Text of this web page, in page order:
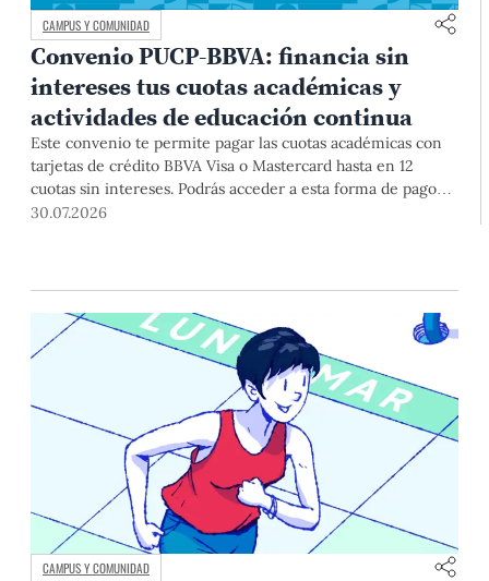
CAMPUS Y COMUNIDAD
Convenio PUCP-BBVA: financia sin
intereses tus cuotas académicas y
actividades de educación continua
Este convenio te permite pagar las cuotas académicas con
tarjetas de crédito BBVA Visa o Mastercard hasta en 12
cuotas sin intereses. Podrás acceder a esta forma de pago
hasta el 31 de diciembre del 2026 para pregrado y posgrado,
30.07.2026
CAMPUS Y COMUNIDAD